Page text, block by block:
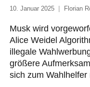
10. Januar 2025 Florian
Musk wird
Alice Weidel
illegale
größere
sich zum Wahlhelfer